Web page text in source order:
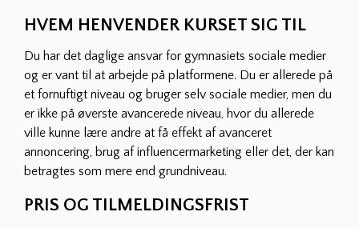
HVEM HENVENDER KURSET SIG TIL
Du har det daglige ansvar for gymnasiets sociale medier
og er vant til at arbejde på platformene. Du er allerede på
et fornuftigt niveau og bruger selv sociale medier, men du
er ikke på øverste avancerede niveau, hvor du allerede
ville kunne lære andre at få effekt af avanceret
annoncering, brug af influencermarketing eller det, der kan
betragtes som mere end grundniveau.
PRIS OG TILMELDINGSFRIST